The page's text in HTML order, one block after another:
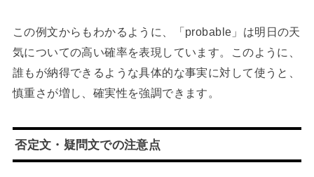
この例文からもわかるように、「probable」は明日の天
気についての高い確率を表現しています。このように、
誰もが納得できるような具体的な事実に対して使うと、
慎重さが増し、確実性を強調できます。
否定文・疑問文での注意点